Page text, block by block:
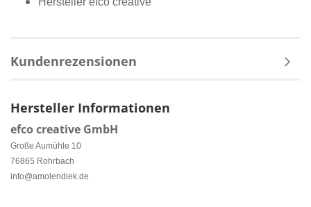
Kundenrezensionen
Hersteller Informationen
efco creative GmbH
Große Aumühle 10
76865 Rohrbach
info@amolendiek.de